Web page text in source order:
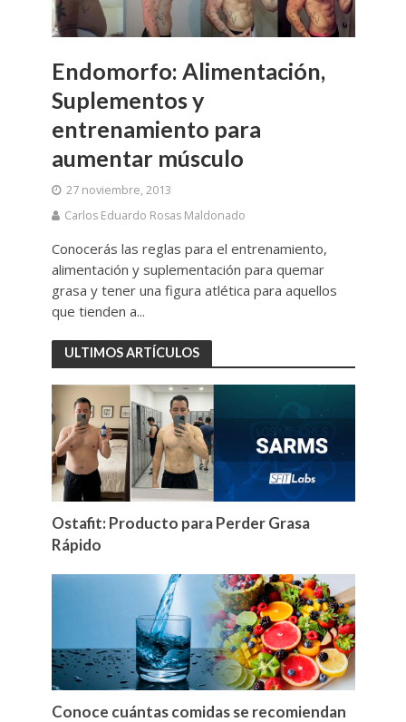
Endomorfo: Alimentación,
Suplementos y
entrenamiento para
aumentar músculo
27 noviembre, 2013
Carlos Eduardo Rosas Maldonado
Conocerás las reglas para el entrenamiento,
alimentación y suplementación para quemar
grasa y tener una figura atlética para aquellos
que tienden a...
ULTIMOS ARTÍCULOS
Ostafit: Producto para Perder Grasa
Rápido
Conoce cuántas comidas se recomiendan